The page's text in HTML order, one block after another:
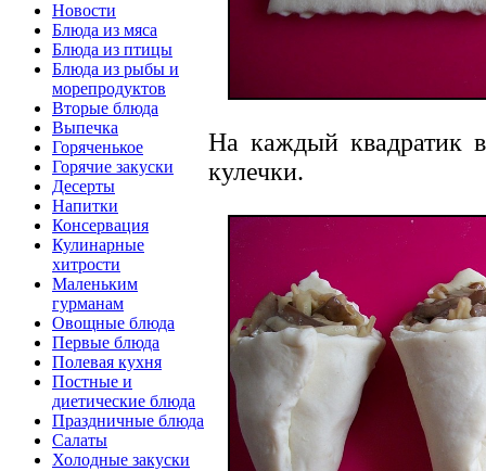
Новости
Блюда из мяса
Блюда из птицы
Блюда из рыбы и
морепродуктов
Вторые блюда
Выпечка
Горяченькое
Горячие закуски
Десерты
Напитки
Консервация
Кулинарные
хитрости
Маленьким
гурманам
Овощные блюда
Первые блюда
Полевая кухня
Постные и
диетические блюда
Праздничные блюда
Салаты
Холодные закуски
На каждый квадратик
кулечки.